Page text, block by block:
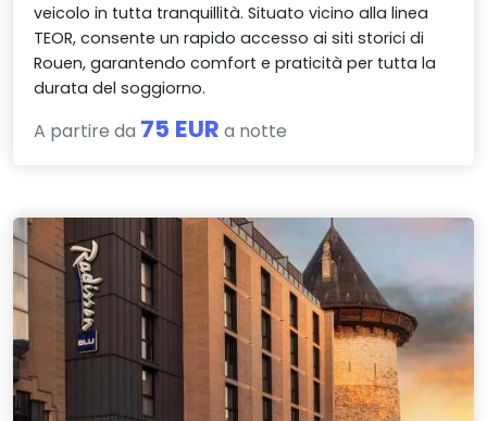
veicolo in tutta tranquillità. Situato vicino alla linea
TEOR, consente un rapido accesso ai siti storici di
Rouen, garantendo comfort e praticità per tutta la
durata del soggiorno.
A partire da 75 EUR a notte